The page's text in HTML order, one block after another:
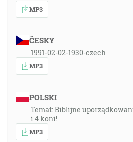
MP3
ČESKY
1991-02-02-1930-czech
MP3
POLSKI
Temat: Biblijne
i 4 koni!
MP3